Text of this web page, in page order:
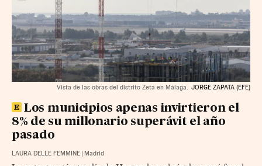
Vista de las obras del distrito Zeta en Málaga. JORGE ZAPATA (EFE)
Los municipios apenas invirtieron el
8% de su millonario superávit el año
pasado
LAURA DELLE FEMMINE Madrid